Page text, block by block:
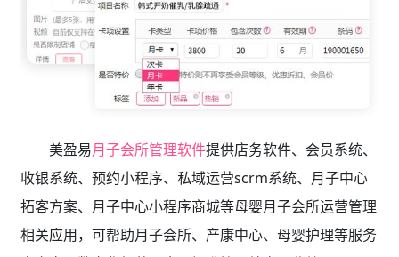
美盈易月子会所管理软件提供店务软件、会员系统、
收银系统、预约小程序、私域运营scrm系统、月子中心
拓客方案、月子中心小程序商城等母婴月子会所运营管理
相关应用，可帮助月子会所、产康中心、母婴护理等服务